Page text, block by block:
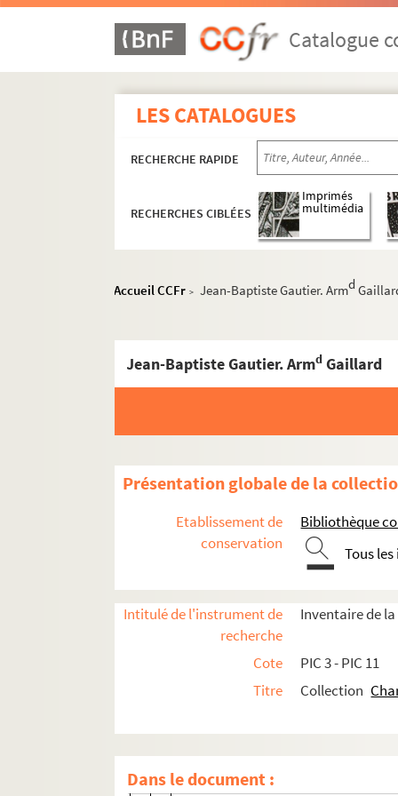
Catalogue
LES CATALOGUES
RECHERCHE RAPIDE
RECHERCHES CIBLÉES
Imprimés
multimédia
Accueil CCFr > Jean-Baptiste Gautier. Armd
Jean-Baptiste Gautier. Armd Gaillard
Présentation globale de la
Etablissement de
conservation
Bibliothèque
Tous
Intitulé de l'instrument de
recherche
Inventaire de
Cote
PIC 3 - PIC 11
Titre
Collection
Dans le document :
PIC 3. Recueil factice contenant des
PIC 5-1 à PIC 5-10. Documentation diverse
PIC 6-1 à PIC 7-9. Portraits de Pichegru
PIC 8-1-1 à PIC 8-8-3. Représentations
PIC 10-1. Auguste Belin et
PIC 10-3. Jean-Baptiste Gautier et
François Hubert. Bouvet de Lozier
Jean-Baptiste Gautier. Burban
Jean-Baptiste Gautier. P. J. Cadubal
Jean-Baptiste Gautier. Ch. d'Hozier
Jean-Baptiste Gautier. Femme
Jean-Baptiste Gautier. Louis
François Hubert. Noël Ducorps